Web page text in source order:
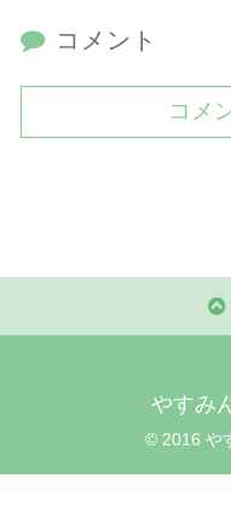
コメント
コメ
やすみ
© 2016 や